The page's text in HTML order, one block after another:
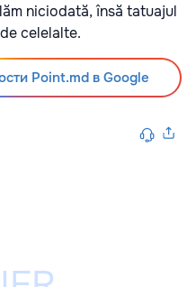
niciodată, însă tatuajul
celelalte.
Point.md в Google